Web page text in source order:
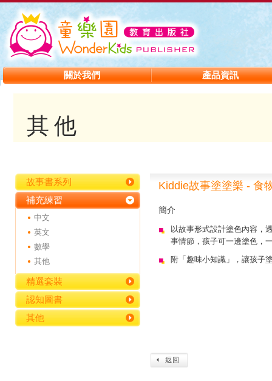
關於我們 產品資訊
其他
故事書系列
補充練習
中文
英文
數學
其他
精選套裝
認知圖書
其他
Kiddie故事塗塗樂 - 食
簡介
以故事形式設計塗色內容，
事情節，孩子可一邊塗色，
附「趣味小知識」，讓孩子